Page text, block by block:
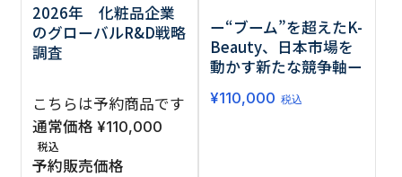
リセット 検索する
2026年 化粧品企業
のグローバルR&D戦略
調査
こちらは予約商品です
通常価格 ¥110,000
税込
予約販売価格
ー“ブーム”を超えたK-
Beauty、日本市場を
動かす新たな競争軸ー
¥110,000 税込